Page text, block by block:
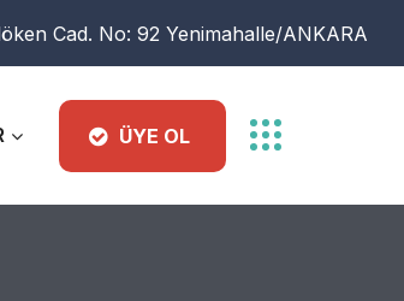
Cad. No: 92 Yenimahalle/ANKARA
ÜYE OL